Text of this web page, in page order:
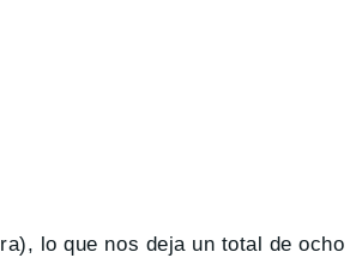
lo que nos deja un total de ocho